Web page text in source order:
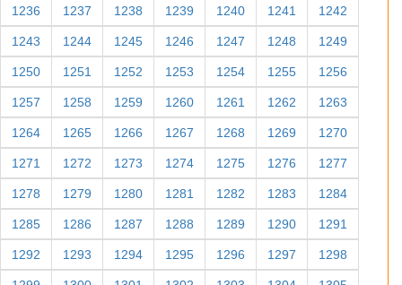
1236 1237 1238 1239 1240 1241 1242
1243 1244 1245 1246 1247 1248 1249
1250 1251 1252 1253 1254 1255 1256
1257 1258 1259 1260 1261 1262 1263
1264 1265 1266 1267 1268 1269 1270
1271 1272 1273 1274 1275 1276 1277
1278 1279 1280 1281 1282 1283 1284
1285 1286 1287 1288 1289 1290 1291
1292 1293 1294 1295 1296 1297 1298